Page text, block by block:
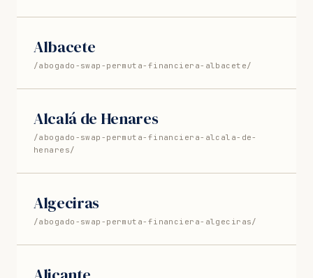
Albacete
/abogado-swap-permuta-financiera-albacete/
Alcalá de Henares
/abogado-swap-permuta-financiera-alcala-de-
henares/
Algeciras
/abogado-swap-permuta-financiera-algeciras/